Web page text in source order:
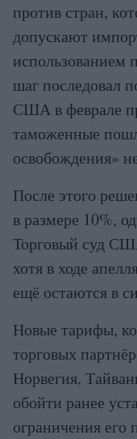
против стран,
допускают
использованием
шаг последовал
США в феврале
таможенные
освобождения»
После этого
в размере 10%,
Торговый суд
хотя в ходе
ещё остаются в
Новые тарифы,
торговых
Норвегия,
обойти ранее
ограничения его